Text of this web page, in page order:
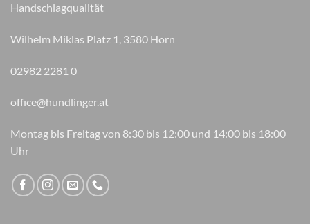
Handschlagqualität
Wilhelm Miklas Platz 1, 3580 Horn
02982 2281 0
office@hundlinger.at
Montag bis Freitag von 8:30 bis 12:00 und 14:00 bis 18:00
Uhr